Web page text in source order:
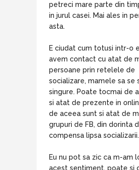
petreci mare parte din
in jurul casei. Mai ales in
asta.
E ciudat cum totusi intr-o
avem contact cu atat de
persoane prin retelele de
socializare, mamele sa se
singure. Poate tocmai de
si atat de prezente in
de aceea sunt si atat de
grupuri de FB, din dorinta
compensa lipsa socializarii.
Eu nu pot sa zic ca m-am
acest sentiment, poate si